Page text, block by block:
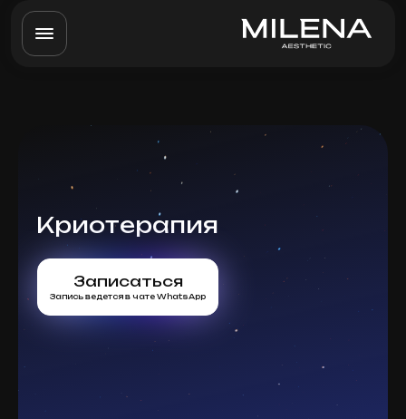
Криотерапия
Записаться
Запись ведется в чате WhatsApp